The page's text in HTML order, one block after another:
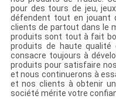
pour des tours de jeu,
défendent tout en jouant
clients de partout dans le
produits sont tout à fait
produits de haute qualité
consacre toujours à
produits pour satisfaire
et nous continuerons à
et nos clients à obtenir
société mérite votre